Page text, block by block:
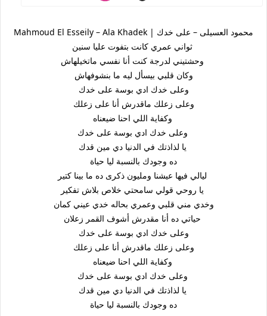
Mahmoud El Esseily – Ala Khadek | محمود العسيلى – على خدك
وكان قلبي بيسأل ليه ما بنشوفهاش
وعلى خدك ادي بوسة على خدك
وعلى زعلك ماقدرش أنا على زعلك
ده وجودك بالنسبة ليا حياة
وخدي مني قلبي وعمري بحاله خدي عيني كمان
وعلى خدك ادي بوسة على خدك
وعلى زعلك ماقدرش أنا على زعلك
ده وجودك بالنسبة ليا حياة